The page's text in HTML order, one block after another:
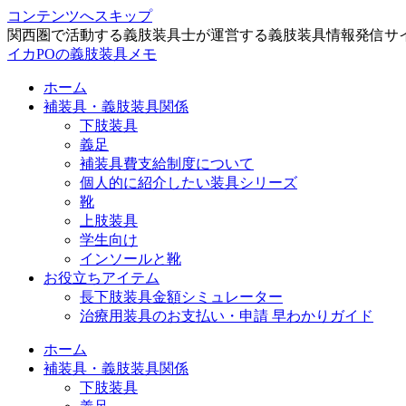
コンテンツへスキップ
関西圏で活動する義肢装具士が運営する義肢装具情報発信サ
イカPOの義肢装具メモ
ホーム
補装具・義肢装具関係
下肢装具
義足
補装具費支給制度について
個人的に紹介したい装具シリーズ
靴
上肢装具
学生向け
インソールと靴
お役立ちアイテム
長下肢装具金額シミュレーター
治療用装具のお支払い・申請 早わかりガイド
ホーム
補装具・義肢装具関係
下肢装具